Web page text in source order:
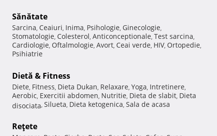
Sănătate
Sarcina, Ceaiuri, Inima, Psihologie, Ginecologie,
Stomatologie, Colesterol, Anticonceptionale, Test sarcina,
Cardiologie, Oftalmologie, Avort, Ceai verde, HIV, Ortopedie,
Psihiatrie
Dietă & Fitness
Diete, Fitness, Dieta Dukan, Relaxare, Yoga, Intretinere,
Aerobic, Exercitii abdomen, Nutritie, Dieta de slabit, Dieta
disociata, Silueta, Dieta ketogenica, Sala de acasa
Reţete